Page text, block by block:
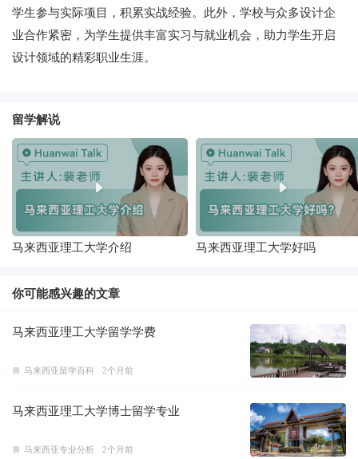
学生参与实际项目，积累实战经验。此外，学校与众多设计企
业合作紧密，为学生提供丰富实习与就业机会，助力学生开启
设计领域的精彩职业生涯。
留学解说
马来西亚理工大学介绍 马来西亚理工大学好吗
你可能感兴趣的文章
马来西亚理工大学留学学费
马来西亚留学百科 2个月前
马来西亚理工大学博士留学专业
马来西亚专业分析 2个月前